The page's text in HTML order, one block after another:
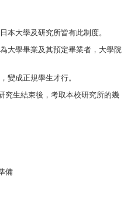
本大學及研究所皆有此制度。
大學畢業及其預定畢業者，大學院
變成正規學生才行。
究生結束後，考取本校研究所的幾
備